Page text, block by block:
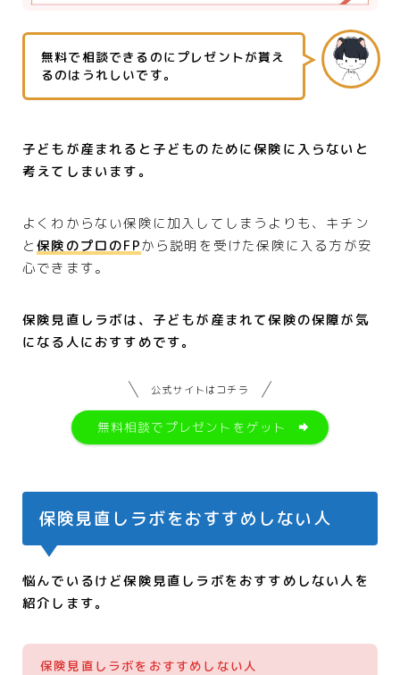
無料で相談できるのにプレゼントが貰え
るのはうれしいです。
子どもが産まれると子どものために保険に入らないと
考えてしまいます。
よくわからない保険に加入してしまうよりも、キチン
と保険のプロのFPから説明を受けた保険に入る方が安
心できます。
保険見直しラボは、子どもが産まれて保険の保障が気
になる人におすすめです。
公式サイトはコチラ
無料相談でプレゼントをゲット
保険見直しラボをおすすめしない人
悩んでいるけど保険見直しラボをおすすめしない人を
紹介します。
保険見直しラボをおすすめしない人